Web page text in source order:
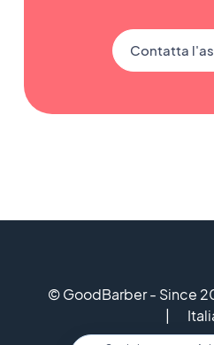
Contatta
© GoodBarber - Since